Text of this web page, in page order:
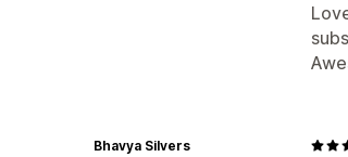
Bhavya Silvers